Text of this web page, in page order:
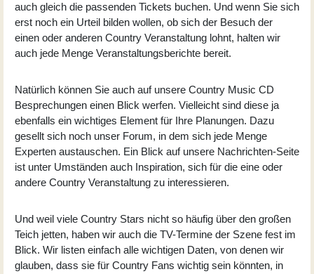
auch gleich die passenden Tickets buchen. Und wenn Sie sich
erst noch ein Urteil bilden wollen, ob sich der Besuch der
einen oder anderen Country Veranstaltung lohnt, halten wir
auch jede Menge Veranstaltungsberichte bereit.
Natürlich können Sie auch auf unsere Country Music CD
Besprechungen einen Blick werfen. Vielleicht sind diese ja
ebenfalls ein wichtiges Element für Ihre Planungen. Dazu
gesellt sich noch unser Forum, in dem sich jede Menge
Experten austauschen. Ein Blick auf unsere Nachrichten-Seite
ist unter Umständen auch Inspiration, sich für die eine oder
andere Country Veranstaltung zu interessieren.
Und weil viele Country Stars nicht so häufig über den großen
Teich jetten, haben wir auch die TV-Termine der Szene fest im
Blick. Wir listen einfach alle wichtigen Daten, von denen wir
glauben, dass sie für Country Fans wichtig sein könnten, in